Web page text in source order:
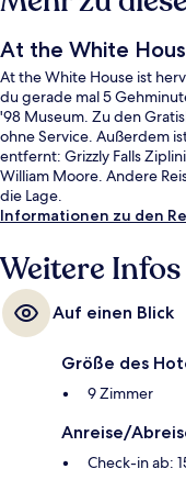
At the White
At the White House ist
du gerade mal 5
'98 Museum. Zu den
ohne Service. Außerdem
entfernt: Grizzly Falls
William Moore. Andere
die Lage.
Informationen zu den
Weitere
Auf einen Blick
Größe des
9 Zimmer
Anreise/
Check-in ab: